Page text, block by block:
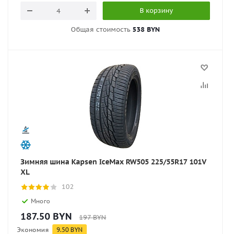
В корзину
Общая стоимость 538 BYN
Зимняя шина Kapsen IceMax RW505 225/55R17 101V
XL
102
Много
187.50 BYN 197BYN
Экономия 9.50 BYN